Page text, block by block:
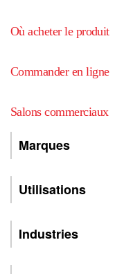
Où acheter le produit
Commander en ligne
Salons commerciaux
Marques
Utilisations
Industries